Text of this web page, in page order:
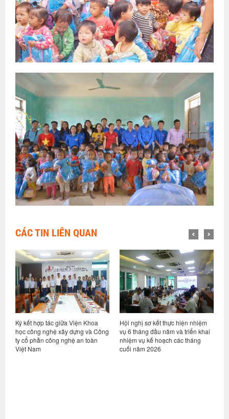
CÁC TIN LIÊN QUAN
Ký kết hợp tác giữa Viện Khoa
học công nghệ xây dựng và Công
ty cổ phần công nghệ an toàn
Việt Nam
Hội nghị sơ kết thực hiện nhiệm
vụ 6 tháng đầu năm và triển khai
nhiệm vụ kế hoạch các tháng
cuối năm 2026